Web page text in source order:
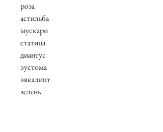
роза
астильба
мускари
статица
диантус
эустома
эвкалипт
зелень